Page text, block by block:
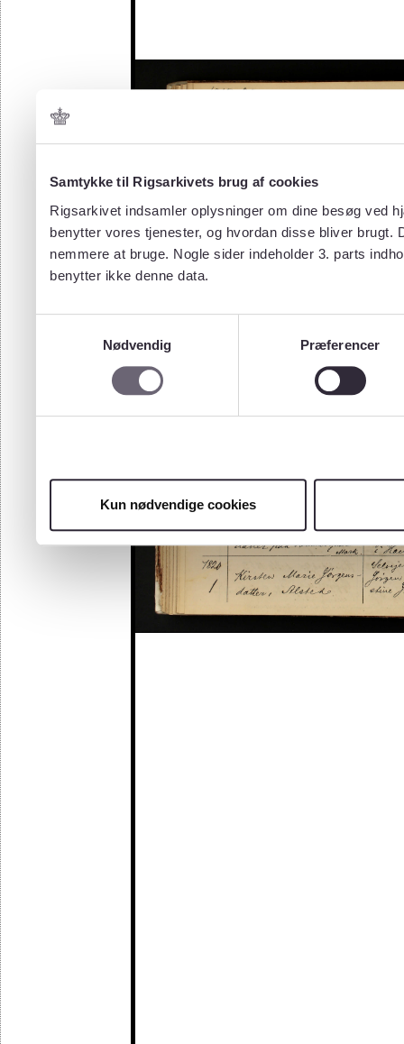
Samtykke til Rigsarkivets brug af cookies
Rigsarkivet indsamler oplysninger om dine besøg ved
benytter vores tjenester, og hvordan disse bliver
nemmere at bruge. Nogle sider indeholder 3. parts
benytter ikke denne data.
Nødvendig
Præferencer
Kun nødvendige cookies